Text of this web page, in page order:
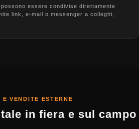
essere condivise direttamente
link, e-mail o messenger a colleghi,
E VENDITE ESTERNE
in fiera e sul campo